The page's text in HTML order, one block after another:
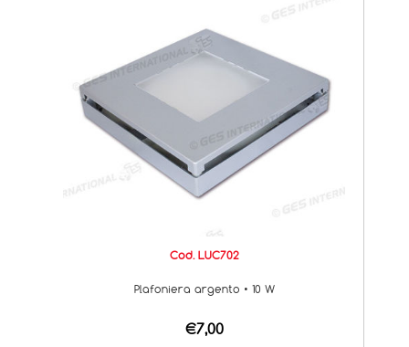
Cod. LUC702
Plafoniera argento • 10 W
€7,00